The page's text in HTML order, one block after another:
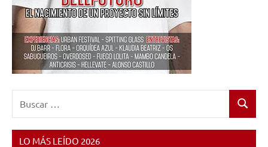
Buscar
LO MÁS LEÍDO 2026